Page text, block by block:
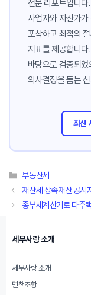
전문 리포트입니
사업자와 자산가가
포착하고 최적의
지표를 제공합니
바탕으로 검증되
의사결정을 돕는
최신
카
테
리
부동산세
재산세 상속재산 공시
종부세계산기로 다주
세무사랑 소개
세무사랑 소개
면책조항